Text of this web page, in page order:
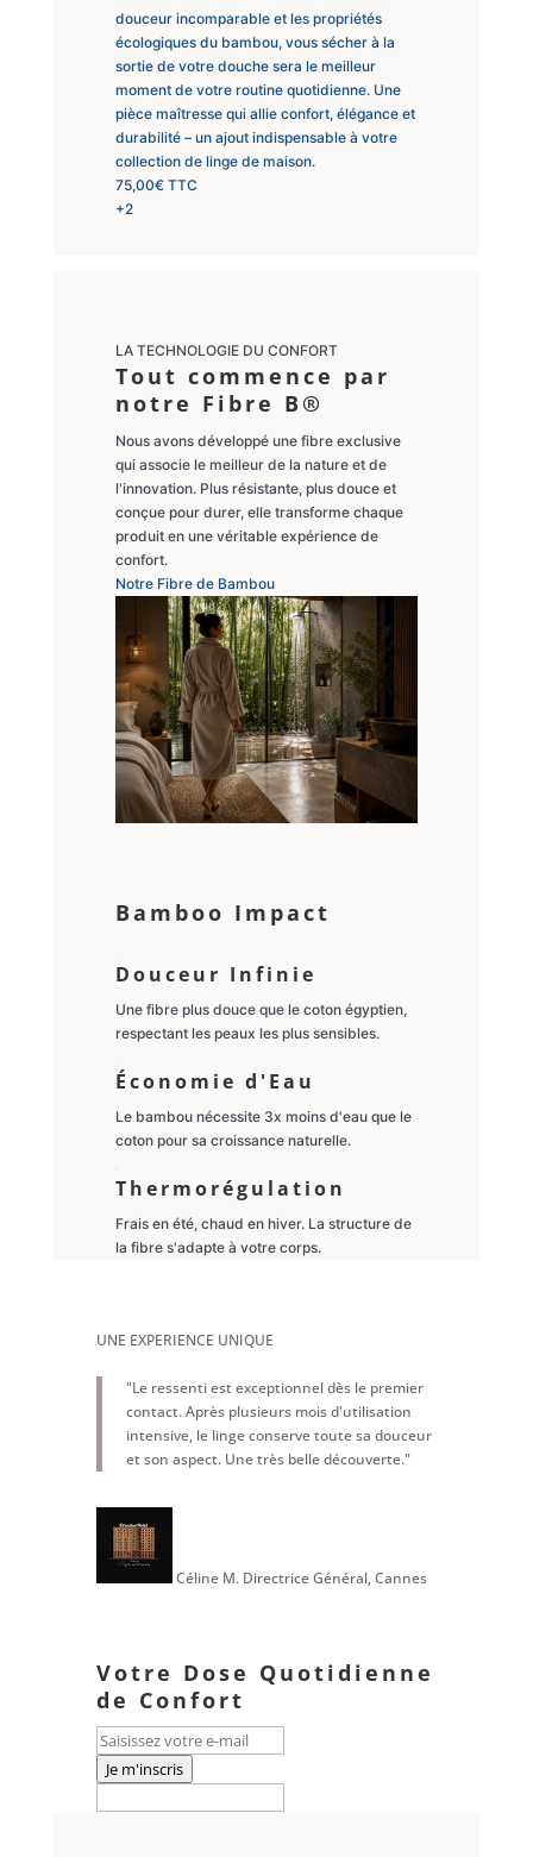
douceur incomparable et les propriétés
écologiques du bambou, vous sécher à la
sortie de votre douche sera le meilleur
moment de votre routine quotidienne. Une
pièce maîtresse qui allie confort, élégance et
durabilité – un ajout indispensable à votre
collection de linge de maison.
75,00€ TTC
+2
LA TECHNOLOGIE DU CONFORT
Tout commence par
notre Fibre B®
Nous avons développé une fibre exclusive
qui associe le meilleur de la nature et de
l'innovation. Plus résistante, plus douce et
conçue pour durer, elle transforme chaque
produit en une véritable expérience de
confort.
Notre Fibre de Bambou
Bamboo Impact
Douceur Infinie
Une fibre plus douce que le coton égyptien,
respectant les peaux les plus sensibles.
Économie d'Eau
Le bambou nécessite 3x moins d'eau que le
coton pour sa croissance naturelle.
Thermorégulation
Frais en été, chaud en hiver. La structure de
la fibre s'adapte à votre corps.
UNE EXPERIENCE UNIQUE
"Le ressenti est exceptionnel dès le premier
contact. Après plusieurs mois d'utilisation
intensive, le linge conserve toute sa douceur
et son aspect. Une très belle découverte."
Céline M. Directrice Général, Cannes
Votre Dose Quotidienne
de Confort
Je m'inscris